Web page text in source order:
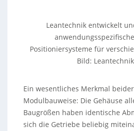
Leantechnik entwickelt
Positioniersysteme für
Bild:
Ein wesentliches Merkmal
Modulbauweise: Die Gehäuse
Baugrößen haben identische
sich die Getriebe beliebig